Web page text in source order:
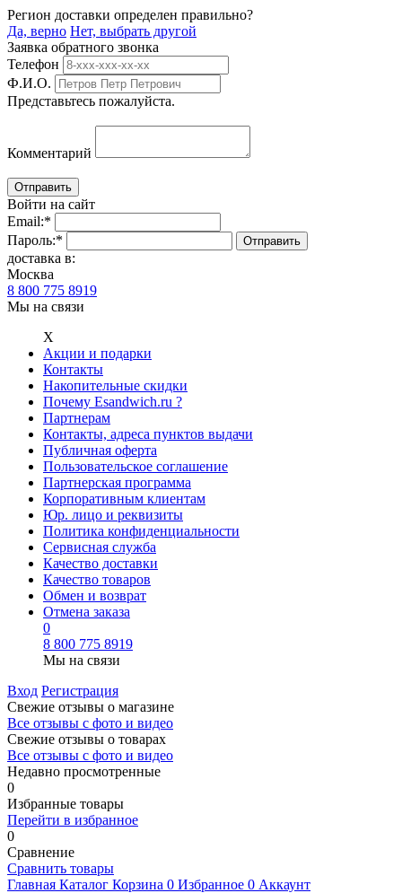
Регион доставки определен правильно?
Да, верно Нет, выбрать другой
Заявка обратного звонка
Телефон
Ф.И.О.
Представьтесь пожалуйста.
Комментарий
Войти на сайт
Email:*
Пароль:*
доставка в:
Москва
8 800 775 8919
Мы на связи
Х
Акции и подарки
Контакты
Накопительные скидки
Почему Esandwich.ru ?
Партнерам
Контакты, адреса пунктов выдачи
Публичная оферта
Пользовательское соглашение
Партнерская программа
Корпоративным клиентам
Юр. лицо и реквизиты
Политика конфиденциальности
Сервисная служба
Качество доставки
Качество товаров
Обмен и возврат
Отмена заказа
0
8 800 775 8919
Мы на связи
Вход Регистрация
Свежие отзывы о магазине
Все отзывы с фото и видео
Свежие отзывы о товарах
Все отзывы c фото и видео
Недавно просмотренные
0
Избранные товары
Перейти в избранное
0
Сравнение
Сравнить товары
Главная Каталог Корзина 0 Избранное 0 Аккаунт